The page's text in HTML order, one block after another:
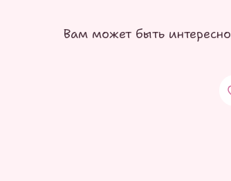
Вам может быть интересно